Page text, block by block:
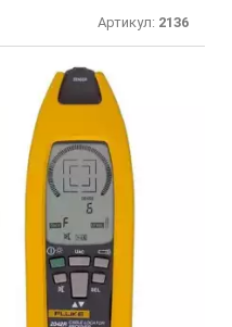
Артикул: 2136